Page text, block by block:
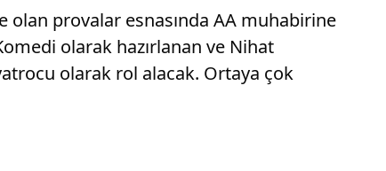
olan provalar esnasında AA muhabirine
olarak hazırlanan ve Nihat
olarak rol alacak. Ortaya çok